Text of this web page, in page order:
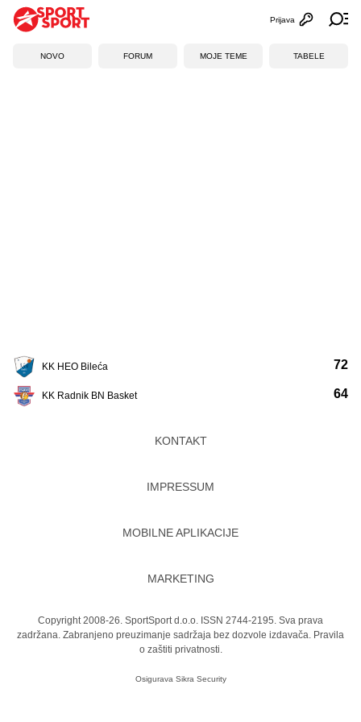
Otvori
Prijava
NOVO FORUM MOJE TEME TABELE
KK HEO Bileća
KK Radnik BN Basket
72
64
KONTAKT
IMPRESSUM
MOBILNE APLIKACIJE
MARKETING
Copyright 2008-26. SportSport d.o.o. ISSN 2744-2195. Sva prava
zadržana. Zabranjeno preuzimanje sadržaja bez dozvole izdavača. Pravila
o zaštiti privatnosti.
Osigurava Sikra Security